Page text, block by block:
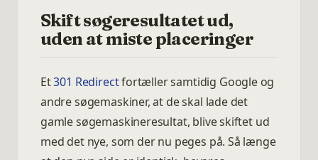
Skift søgeresultatet ud,
uden at miste placeringer
Et301 Redirectfortæller samtidig Google og
andre søgemaskiner, at de skal lade det
gamle søgemaskineresultat, blive skiftet ud
med det nye, som der nu peges på. Så længe